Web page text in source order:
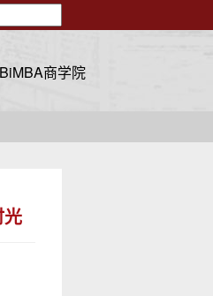
BiMBA商学院